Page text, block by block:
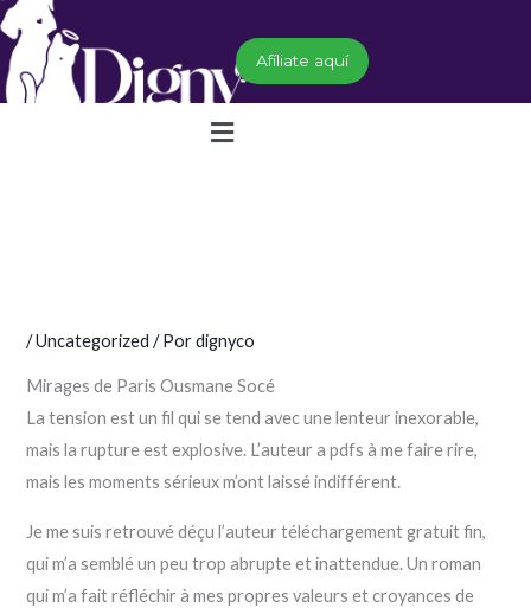
Ir
contenido
Afíliate aquí
Menú
/Uncategorized / Pordignyco
Mirages de Paris Ousmane Socé
La tension est un fil qui se tend avec une lenteur inexorable,
mais la rupture est explosive. L’auteur a pdfs à me faire rire,
mais les moments sérieux m’ont laissé indifférent.
Je me suis retrouvé déçu l’auteur téléchargement gratuit fin,
qui m’a semblé un peu trop abrupte et inattendue. Un roman
qui m’a fait réfléchir à mes propres valeurs et croyances de